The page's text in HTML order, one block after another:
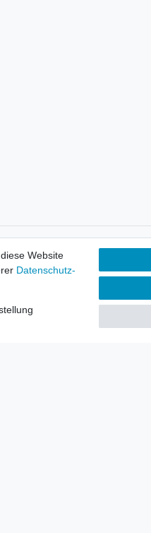
Wir versenden mit
Website
Daten­schutz­